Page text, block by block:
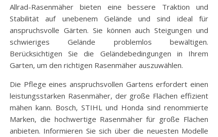
Allrad-Rasenmäher bieten eine bessere Traktion und
Stabilität auf unebenem Gelände und sind ideal für
anspruchsvolle Gärten. Sie können auch Steigungen und
schwieriges Gelände problemlos bewältigen.
Berücksichtigen Sie die Geländebedingungen in Ihrem
Garten, um den richtigen Rasenmäher auszuwählen.
Die Pflege eines anspruchsvollen Gartens erfordert einen
leistungsstarken Rasenmäher, der große Flächen effizient
mähen kann. Bosch, STIHL und Honda sind renommierte
Marken, die hochwertige Rasenmäher für große Flächen
anbieten. Informieren Sie sich über die neuesten Modelle